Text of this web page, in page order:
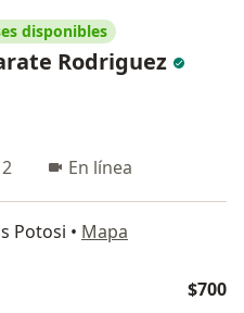
disponibles
Rodriguez
En línea
Potosi • Mapa
$700